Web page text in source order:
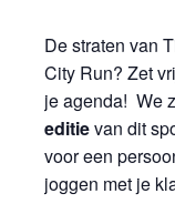
De straten van
City Run? Zet
je agenda! We
editievan dit
voor een
joggen met je